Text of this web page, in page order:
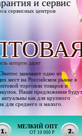
МЕЛКИЙ ОПТ
ОТ 10 000 Р
и сервис
сервисных центров
которую дарят
занимает одно из
мест на Российском рынке в
торговли товаров и
Наши предложения будут
как для крупного
для среднего и малого.